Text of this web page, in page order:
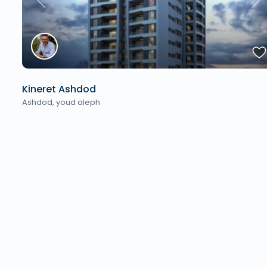
Previous
Kineret Ashdod
Ashdod, youd aleph